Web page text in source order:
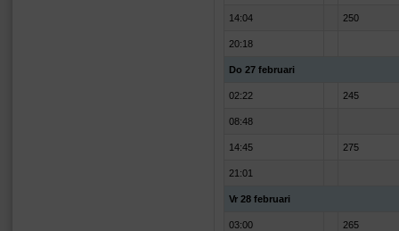
14:04 250
20:18
Do 27 februari
02:22 245
08:48
14:45 275
21:01
Vr 28 februari
03:00 265